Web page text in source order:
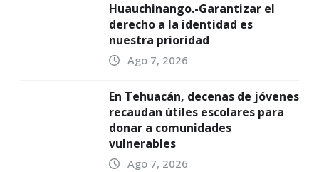
Huauchinango.-Garantizar el
derecho a la identidad es
nuestra prioridad
Ago 7, 2026
En Tehuacán, decenas de jóvenes
recaudan útiles escolares para
donar a comunidades
vulnerables
Ago 7, 2026